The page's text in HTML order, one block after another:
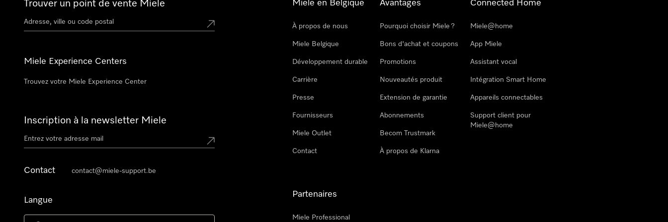
Trouver un point de vente Miele
Miele Experience Centers
Trouvez votre Miele Experience Center
Inscription à la newsletter Miele
Contact contact@miele-support.be
Langue
Miele en Belgique
À propos de nous
Miele Belgique
Développement durable
Carrière
Presse
Fournisseurs
Miele Outlet
Contact
Avantages
Pourquoi choisir Miele ?
Bons d'achat et coupons
Promotions
Nouveautés produit
Extension de garantie
Abonnements
Becom Trustmark
À propos de Klarna
Connected Home
Miele@home
App Miele
Assistant vocal
Intégration Smart Home
Appareils connectables
Support client pour
Miele@home
Partenaires
Miele Professional